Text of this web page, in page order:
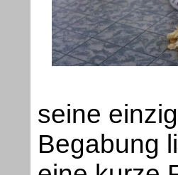
seine
Begabung